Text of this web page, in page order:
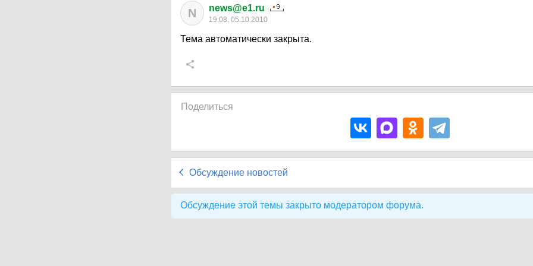
N news@e1.ru
19:08, 05.10.2010
Тема автоматически закрыта.
Поделиться
Обсуждение новостей
Обсуждение этой темы закрыто модератором форума.